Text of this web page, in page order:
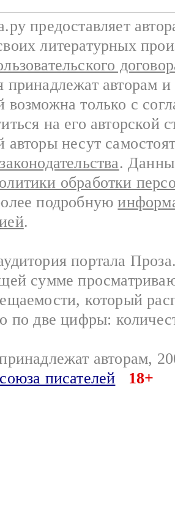
предоставляет
литературных
принадлежат авторам
возможна только с
на его авторской
авторы несут
.
обработки
подробную
.
портала
сумме
который
по две цифры:
авторам,
писателей
18+